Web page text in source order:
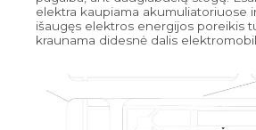
elektra kaupiama akumuliatoriuose
išaugęs elektros energijos poreikis
kraunama didesnė dalis